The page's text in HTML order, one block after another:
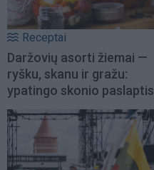
Receptai
Daržovių asorti žiemai —
ryšku, skanu ir gražu:
ypatingo skonio paslaptis